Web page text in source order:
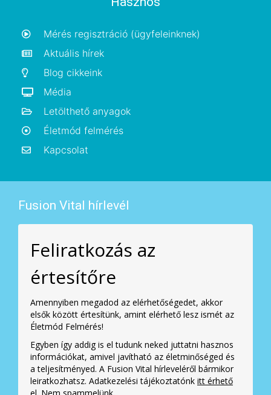
Mérés regisztráció (ügyfeleinknek)
Aktuális hírek
Blog cikkeink
Média
Letölthető anyagok
Életmód felmérés
Kapcsolat
Fusion Vital hírlevél
Feliratkozás az
értesítőre
Amennyiben megadod az elérhetőségedet, akkor
elsők között értesítünk, amint elérhető lesz ismét az
Életmód Felmérés!
Egyben így addig is el tudunk neked juttatni hasznos
információkat, amivel javítható az életminőséged és
a teljesítményed. A Fusion Vital hírleveléről bármikor
leiratkozhatsz. Adatkezelési tájékoztatónk itt érhető